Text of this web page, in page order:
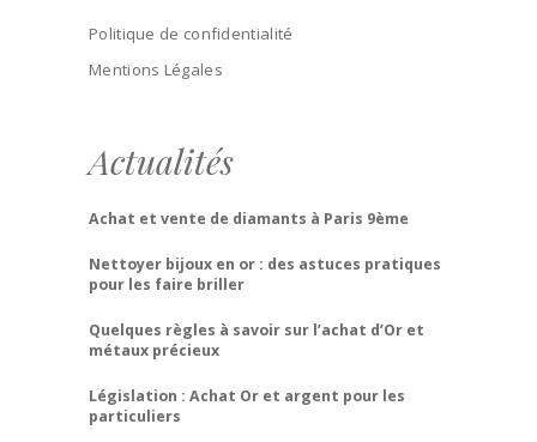
Politique de confidentialité
Mentions Légales
Actualités
Achat et vente de diamants à Paris 9ème
Nettoyer bijoux en or : des astuces pratiques
pour les faire briller
Quelques règles à savoir sur l’achat d’Or et
métaux précieux
Législation : Achat Or et argent pour les
particuliers